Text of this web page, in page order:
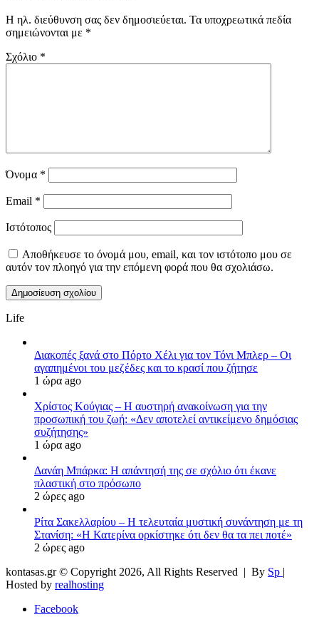
Η ηλ. διεύθυνση σας δεν δημοσιεύεται. Τα υποχρεωτικά πεδία
σημειώνονται με *
Σχόλιο *
Όνομα *
Email *
Ιστότοπος
Αποθήκευσε το όνομά μου, email, και τον ιστότοπο μου σε
αυτόν τον πλοηγό για την επόμενη φορά που θα σχολιάσω.
Life
Διακοπές ξανά στο Πόρτο Χέλι για τον Τόνι Μπλερ – Οι
αγαπημένοι του μεζέδες και το κρασί που ζήτησε
1 ώρα ago
Χρίστος Κούγιας – Η αυστηρή ανακοίνωση για την
προσωπική του ζωή: «Δεν αποτελεί αντικείμενο δημόσιας
συζήτησης»
1 ώρα ago
Δανάη Μπάρκα: Η απάντησή της σε σχόλιο ότι έκανε
πλαστική στο πρόσωπο
2 ώρες ago
Ρίτα Σακελλαρίου – Η τελευταία μυστική συνάντηση με τη
Στανίση: «Η Κατερίνα ορκίστηκε ότι δεν θα τα πει ποτέ»
2 ώρες ago
kontasas.gr © Copyright 2026, All Rights Reserved | By Sp |
Hosted by realhosting
Facebook